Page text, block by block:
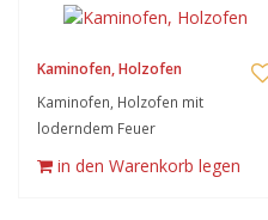
Kaminofen, Holzofen
Kaminofen, Holzofen mit
loderndem Feuer
in den Warenkorb legen